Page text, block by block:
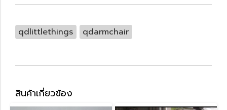
qdlittlethings qdarmchair
สินค้าเกี่ยวข้อง